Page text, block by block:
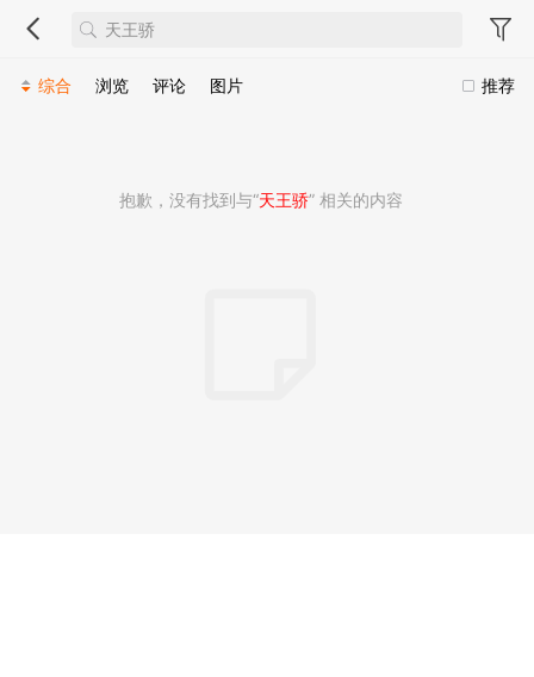
推荐
综合 浏览 评论 图片
抱歉，没有找到与“天王骄” 相关的内容